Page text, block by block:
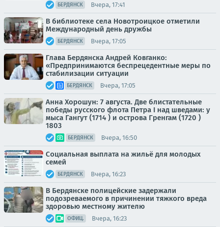
БЕРДЯНСК Вчера, 17:41
В библиотеке села Новотроицкое отметили
Международный день дружбы
БЕРДЯНСК Вчера, 17:05
Глава Бердянска Андрей Ковганко:
«Предпринимаются беспрецедентные меры по
стабилизации ситуации
БЕРДЯНСК Вчера, 17:05
Анна Хорошун: 7 августа. Две блистательные
победы русского флота Петра I над шведами: у
мыса Гангут (1714 ) и острова Гренгам (1720 )
1803
БЕРДЯНСК Вчера, 16:50
Социальная выплата на жильё для молодых
семей
БЕРДЯНСК Вчера, 16:23
В Бердянске полицейские задержали
подозреваемого в причинении тяжкого вреда
здоровью местному жителю
ОФИЦ. Вчера, 16:23